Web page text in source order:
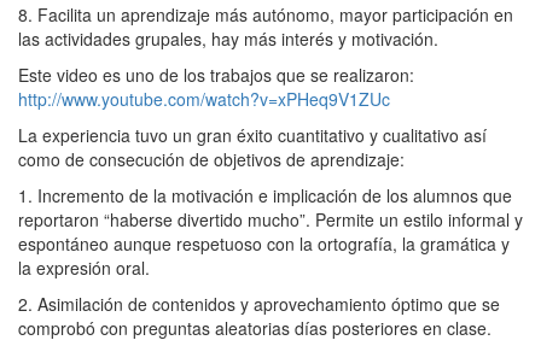
8. Facilita un aprendizaje más autónomo, mayor participación en
las actividades grupales, hay más interés y motivación.
Este video es uno de los trabajos que se realizaron:
http://www.youtube.com/watch?v=xPHeq9V1ZUc
La experiencia tuvo un gran éxito cuantitativo y cualitativo así
como de consecución de objetivos de aprendizaje:
1. Incremento de la motivación e implicación de los alumnos que
reportaron “haberse divertido mucho”. Permite un estilo informal y
espontáneo aunque respetuoso con la ortografía, la gramática y
la expresión oral.
2. Asimilación de contenidos y aprovechamiento óptimo que se
comprobó con preguntas aleatorias días posteriores en clase.